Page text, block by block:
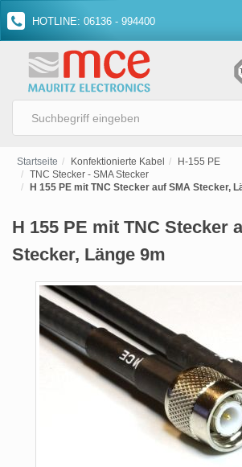
HOTLINE: 06136 - 994400
Startseite Konfektionierte Kabel
H-155 PE
TNC Stecker - SMA Stecker
H 155 PE mit TNC Stecker auf SMA Stecker,
H 155 PE mit TNC Stecker
Stecker, Länge 9m